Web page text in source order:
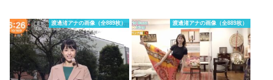
渡邊渚アナの画像（全889枚） 渡邊渚アナの画像（全889枚）